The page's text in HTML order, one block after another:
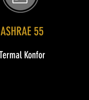
ASHRAE 55
Termal Konfor